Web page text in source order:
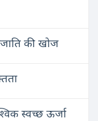
की खोज
स्वच्छ ऊर्जा